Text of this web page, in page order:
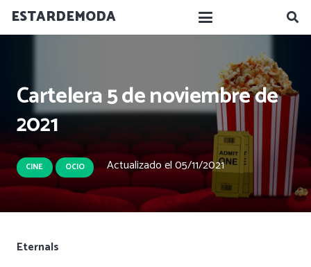
ESTARDEMODA
Cartelera 5 de noviembre de
2021
CINE OCIO Actualizado el05/11/2021
Eternals